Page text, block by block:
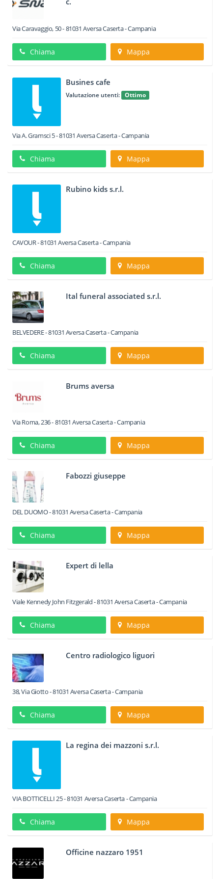
Via Caravaggio, 50-81031 AversaCaserta -Campania
Chiama Mappa
Busines cafe
Valutazione utenti: Ottimo
Via A. Gramsci 5-81031 AversaCaserta -Campania
Chiama Mappa
Rubino kids s.r.l.
CAVOUR-81031 AversaCaserta -Campania
Chiama Mappa
Ital funeral associated s.r.l.
BELVEDERE-81031 AversaCaserta -Campania
Chiama Mappa
Brums aversa
Via Roma, 236-81031 AversaCaserta -Campania
Chiama Mappa
Fabozzi giuseppe
DEL DUOMO-81031 AversaCaserta -Campania
Chiama Mappa
Expert di lella
Viale Kennedy John Fitzgerald-81031 AversaCaserta -Campania
Chiama Mappa
Centro radiologico liguori
38, Via Giotto-81031 AversaCaserta -Campania
Chiama Mappa
La regina dei mazzoni s.r.l.
VIA BOTTICELLI 25-81031 AversaCaserta -Campania
Chiama Mappa
Officine nazzaro 1951